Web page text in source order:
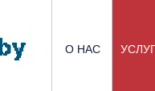
О НАС